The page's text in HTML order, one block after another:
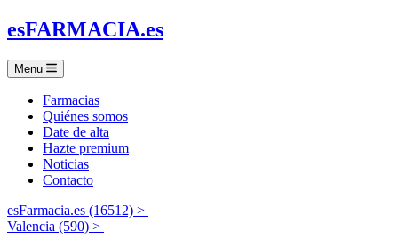
esFARMACIA.es
Menu
Farmacias
Quiénes somos
Date de alta
Hazte premium
Noticias
Contacto
esFarmacia.es (16512) >
Valencia (590) >